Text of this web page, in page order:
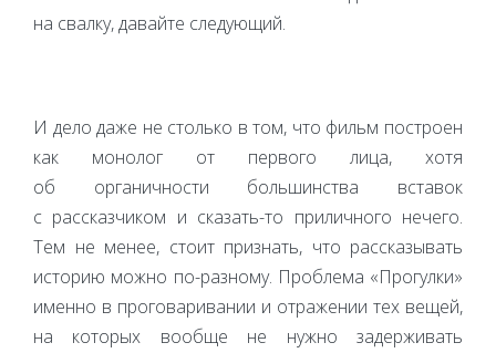
на свалку, давайте следующий.
И дело даже не столько в том, что фильм построен
как монолог от первого лица, хотя
об органичности большинства вставок
с рассказчиком и сказать-то приличного нечего.
Тем не менее, стоит признать, что рассказывать
историю можно по-разному. Проблема «Прогулки»
именно в проговаривании и отражении тех вещей,
на которых вообще не нужно задерживать